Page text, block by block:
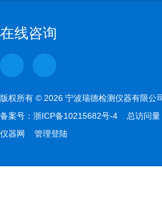
在线咨询
版权所有 © 2026 宁波瑞德检测仪器有限
备案号： 浙ICP备10215682号-4 总访问量
仪器网
管理登陆